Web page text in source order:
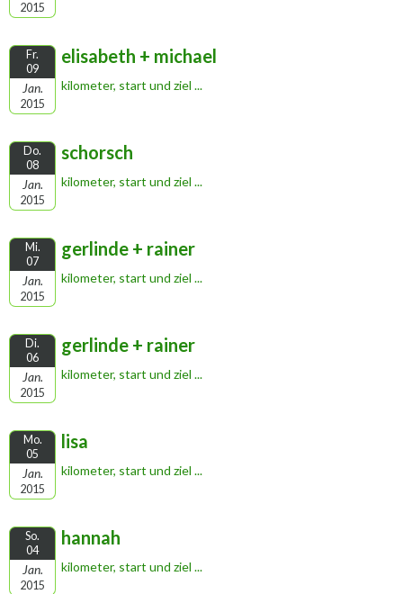
2015
Fr.
09
Jan.
2015
elisabeth + michael
kilometer, start und ziel ...
Do.
08
Jan.
2015
schorsch
kilometer, start und ziel ...
Mi.
07
Jan.
2015
gerlinde + rainer
kilometer, start und ziel ...
Di.
06
Jan.
2015
gerlinde + rainer
kilometer, start und ziel ...
Mo.
05
Jan.
2015
lisa
kilometer, start und ziel ...
So.
04
Jan.
2015
hannah
kilometer, start und ziel ...